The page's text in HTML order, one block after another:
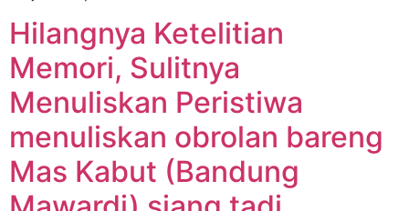
Hilangnya Ketelitian
Memori, Sulitnya
Menuliskan Peristiwa
menuliskan obrolan bareng
Mas Kabut (Bandung